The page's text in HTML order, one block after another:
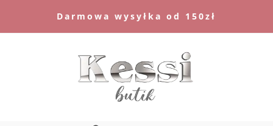
Darmowa wysyłka od 150zł